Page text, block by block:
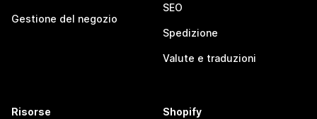
Gestione del negozio
SEO
Spedizione
Valute e traduzioni
Risorse Shopify